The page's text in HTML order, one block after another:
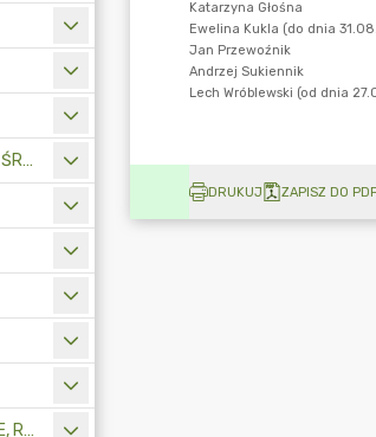
UDOSTĘPNIENIE INFORMACJI O ŚRODOWISKU
RAPORTY, WYKAZY, EWIDENCJE, REJESTRY
DRUKUJ ZAPISZ DO PDF